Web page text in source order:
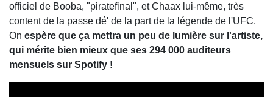
officiel de Booba, "piratefinal", et Chaax lui-même, très
content de la passe dé' de la part de la légende de l'UFC.
On espère que ça mettra un peu de lumière sur l'artiste,
qui mérite bien mieux que ses 294 000 auditeurs
mensuels sur Spotify !